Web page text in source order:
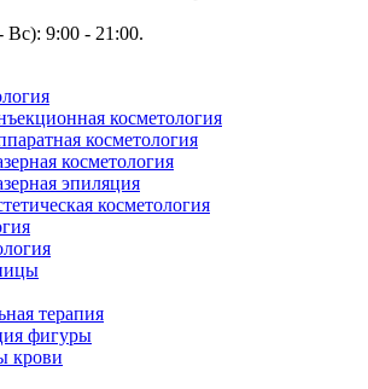
9:00 - 21:00.
косметология
косметология
косметология
эпиляция
косметология
терапия
фигуры
крови